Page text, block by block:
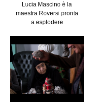
Lucia Mascino è la
maestra Roversi pronta
a esplodere